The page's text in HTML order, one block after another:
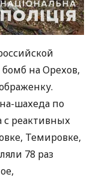
на Орехов,
шахеда по
с реактивных
Темировке,
78 раз